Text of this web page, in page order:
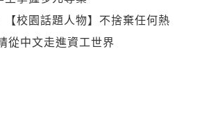
【校園話題人物】不捨棄任何熱
從中文走進資工世界